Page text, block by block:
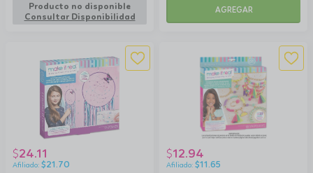
Producto no disponible
Consultar Disponibilidad
AGREGAR
$24.11
$21.70
$12.94
$11.65